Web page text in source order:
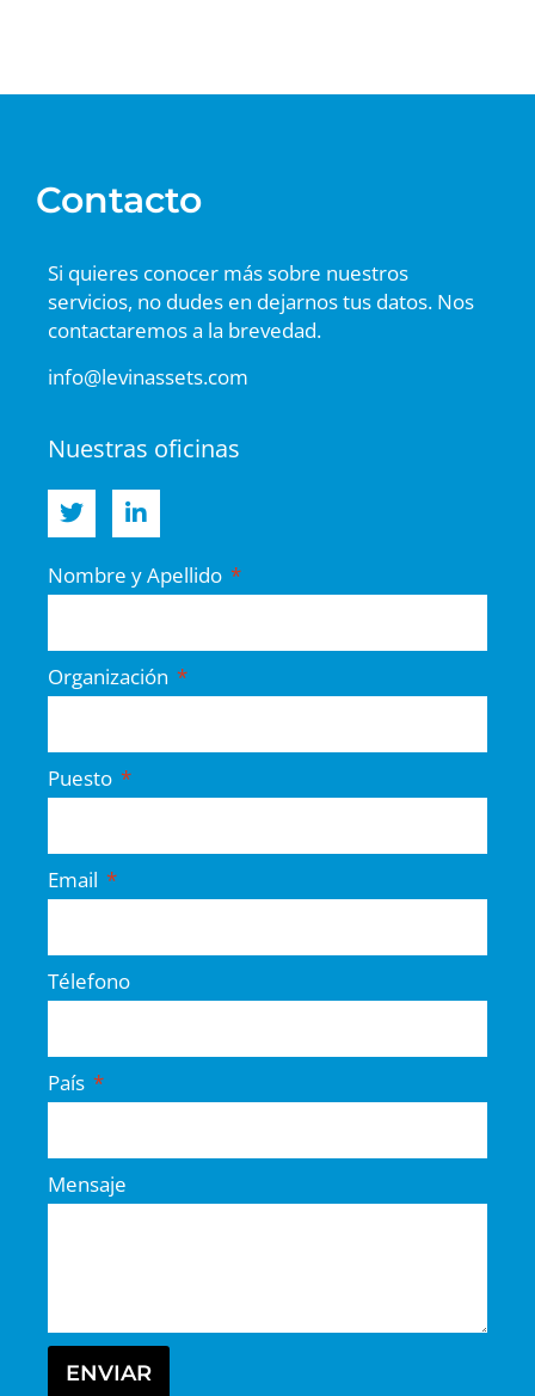
Contacto
Si quieres conocer más sobre nuestros
servicios, no dudes en dejarnos tus datos. Nos
contactaremos a la brevedad.
info@levinassets.com
Nuestras oficinas
Nombre y Apellido
Organización
Puesto
Email
Télefono
País
Mensaje
ENVIAR